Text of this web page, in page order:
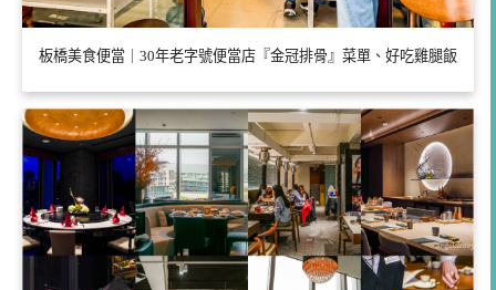
板橋美食便當｜30年老字號便當店『金冠排骨』菜單、好吃雞腿飯